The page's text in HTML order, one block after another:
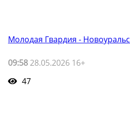
Молодая Гвардия -
09:58 28.05.2026 16+
47